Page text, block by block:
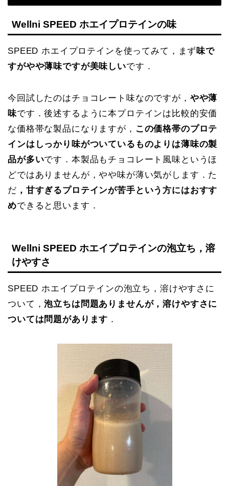
Wellni SPEED ホエイプロテインの味
SPEED ホエイプロテインを使ってみて，まず味で
すがやや薄味ですが美味しいです．
今回試したのはチョコレート味なのですが， やや薄
味です．後述するように本プロテインは比較的安価
な価格帯な製品になりますが， この価格帯のプロテ
インはしっかり味がついているものよりは薄味の製
品が多いです．本製品もチョコレート風味というほ
どではありませんが，やや味が薄い気がします．た
だ ，甘すぎるプロテインが苦手という方にはおすす
めできると思います．
Wellni SPEED ホエイプロテインの泡立ち，溶
けやすさ
SPEED ホエイプロテインの泡立ち，溶けやすさに
ついて，泡立ちは問題ありませんが，溶けやすさに
ついては問題があります ．